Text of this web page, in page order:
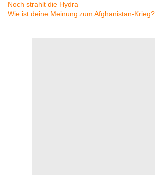
Noch strahlt die Hydra
Wie ist deine Meinung zum Afghanistan-Krieg?